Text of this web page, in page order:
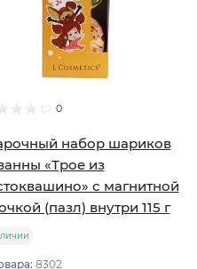
0
набор шариков
«Трое из
с магнитной
(пазл) внутри 115 г
8302